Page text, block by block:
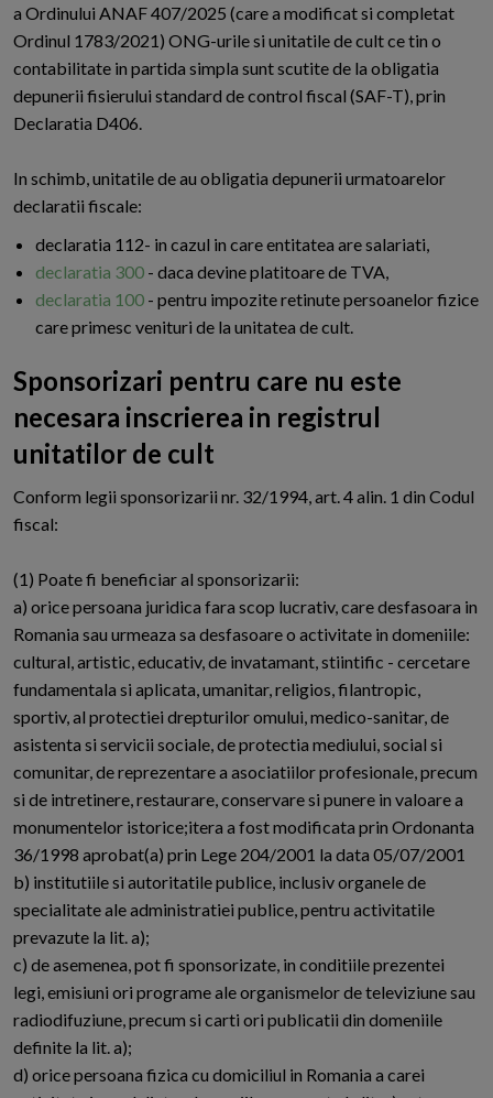
a Ordinului ANAF 407/2025 (care a modificat si completat
Ordinul 1783/2021) ONG-urile si unitatile de cult ce tin o
contabilitate in partida simpla sunt scutite de la obligatia
depunerii fisierului standard de control fiscal (SAF-T), prin
Declaratia D406.
In schimb, unitatile de au obligatia depunerii urmatoarelor
declaratii fiscale:
declaratia 112- in cazul in care entitatea are salariati,
declaratia 300 - daca devine platitoare de TVA,
declaratia 100 - pentru impozite retinute persoanelor fizice
care primesc venituri de la unitatea de cult.
Sponsorizari pentru care nu este
necesara inscrierea in registrul
unitatilor de cult
Conform legii sponsorizarii nr. 32/1994, art. 4 alin. 1 din Codul
fiscal:
(1) Poate fi beneficiar al sponsorizarii:
a) orice persoana juridica fara scop lucrativ, care desfasoara in
Romania sau urmeaza sa desfasoare o activitate in domeniile:
cultural, artistic, educativ, de invatamant, stiintific - cercetare
fundamentala si aplicata, umanitar, religios, filantropic,
sportiv, al protectiei drepturilor omului, medico-sanitar, de
asistenta si servicii sociale, de protectia mediului, social si
comunitar, de reprezentare a asociatiilor profesionale, precum
si de intretinere, restaurare, conservare si punere in valoare a
monumentelor istorice;itera a fost modificata prin Ordonanta
36/1998 aprobat(a) prin Lege 204/2001 la data 05/07/2001
b) institutiile si autoritatile publice, inclusiv organele de
specialitate ale administratiei publice, pentru activitatile
prevazute la lit. a);
c) de asemenea, pot fi sponsorizate, in conditiile prezentei
legi, emisiuni ori programe ale organismelor de televiziune sau
radiodifuziune, precum si carti ori publicatii din domeniile
definite la lit. a);
d) orice persoana fizica cu domiciliul in Romania a carei